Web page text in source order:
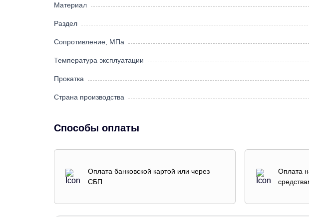
Материал
Раздел
Сопротивление, МПа
Температура эксплуатации
Прокатка
Страна производства
Способы оплаты
Оплата банковской картой или через
СБП
Оплата